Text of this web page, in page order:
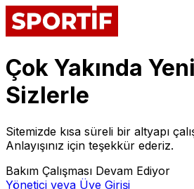
Çok Yakında
Sizlerle
Sitemizde kısa süreli bir altyapı
Anlayışınız için teşekkür ederiz.
Bakım Çalışması Devam Ediyor
Yönetici veya Üye Girişi